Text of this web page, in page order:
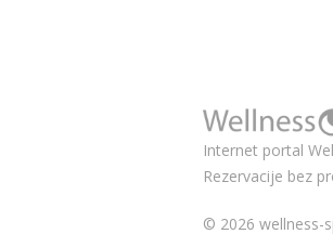
Internet portal
Rezervacije bez
© 2026 wellness-